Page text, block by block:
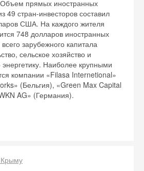
прямых иностранных
49 стран-инвесторов составил
США. На каждого жителя
748 долларов иностранных
зарубежного капитала
сельское хозяйство и
энергетику. Наиболее крупными
компании «Filasa Internetional»
(Бельгия), «Green Max Capital
AG» (Германия).
Крыму